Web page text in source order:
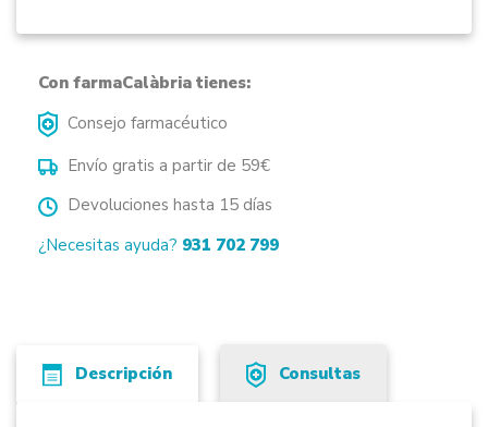
Con farmaCalàbria tienes:
Consejo farmacéutico
Envío gratis a partir de 59€
Devoluciones hasta 15 días
¿Necesitas ayuda? 931 702 799
Descripción Consultas